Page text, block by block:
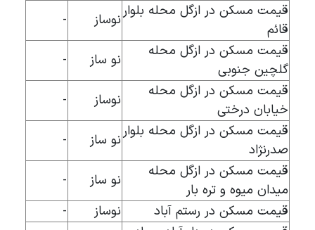
قیمت مسکن در ازگل محله بلوار
قائم
نوساز
-
قیمت مسکن در ازگل محله
گلچین جنوبی
نو ساز
-
قیمت مسکن در ازگل محله
خیابان درختی
نوساز
-
قیمت مسکن در ازگل محله بلوار
صدرنژاد
نو ساز
-
قیمت مسکن در ازگل محله
میدان میوه و تره بار
نو ساز
-
قیمت مسکن در رستم آباد
نوساز
-